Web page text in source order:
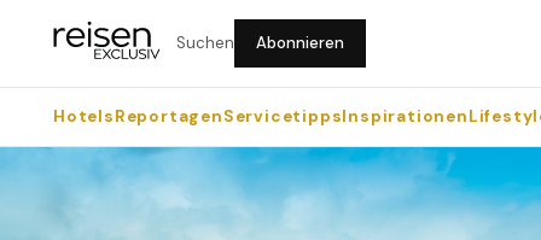
Suchen Abonnieren
HotelsReportagenServicetippsInspirationen